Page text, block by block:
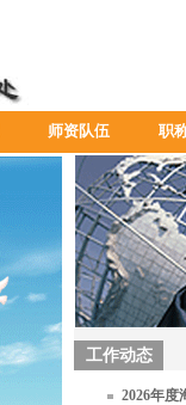
师资队伍 职
工作动态
2026年度